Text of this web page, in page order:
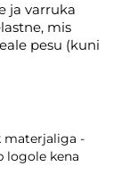
ja varruka
mis
pesu (kuni
materjaliga -
logole kena